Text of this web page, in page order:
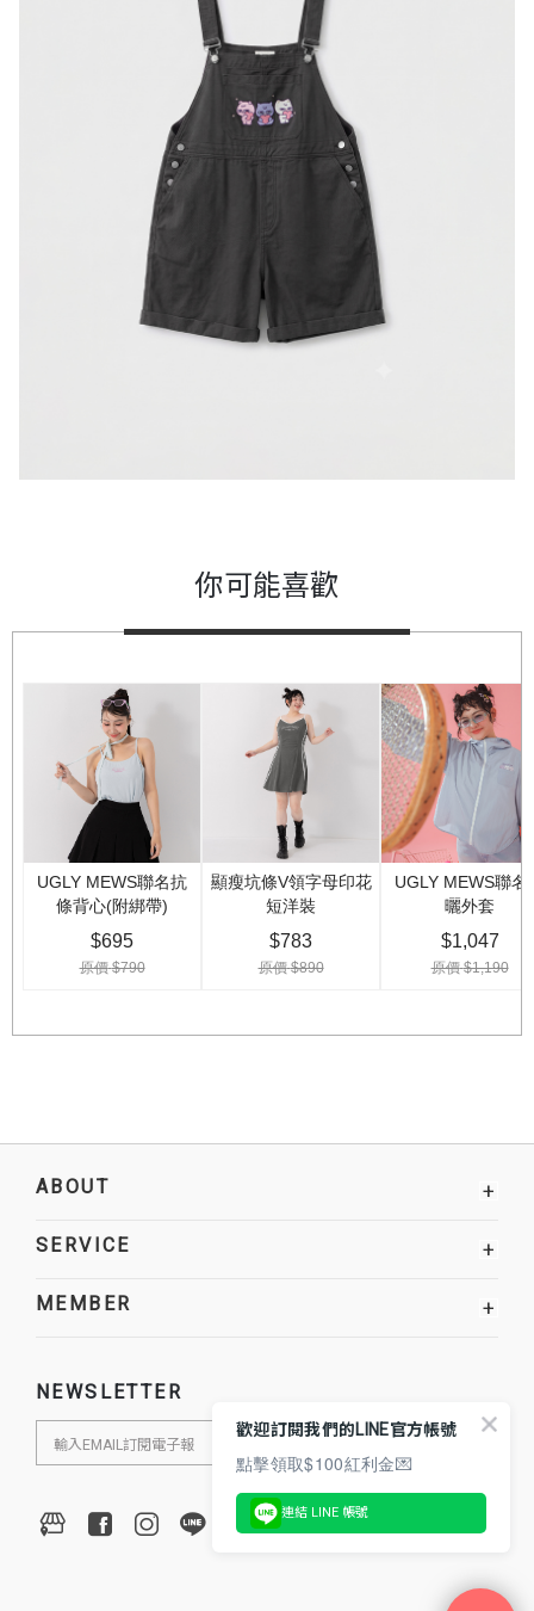
你可能喜歡
ABOUT +
SERVICE +
MEMBER +
NEWSLETTER
歡迎訂閱我們的LINE官方帳號
點擊領取$100紅利金💌
連結 LINE 帳號